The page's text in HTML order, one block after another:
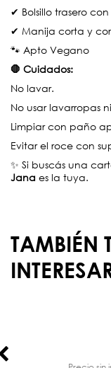
✔ Bolsillo trasero
✔ Manija corta y
🐾 Apto Vegano
🛑 Cuidados:
No lavar.
No usar lavarropas
Limpiar con paño
Evitar el roce con
✨ Si buscás una
Jana es la tuya.
TAMBIÉN